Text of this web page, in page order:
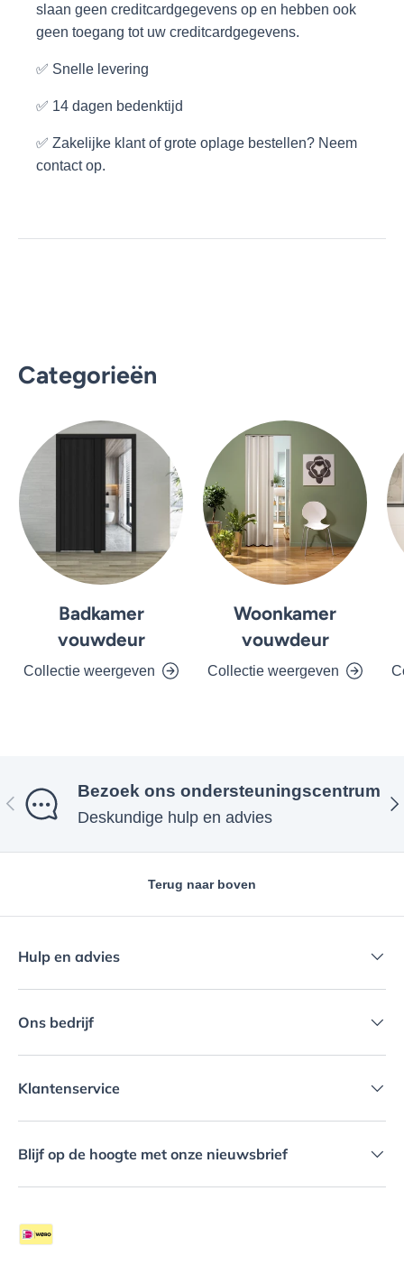
slaan geen creditcardgegevens op en hebben ook
geen toegang tot uw creditcardgegevens.
✅ Snelle levering
✅ 14 dagen bedenktijd
✅ Zakelijke klant of grote oplage bestellen? Neem
contact op.
Categorieën
Badkamer
vouwdeur
Collectie weergeven
Woonkamer
vouwdeur
Collectie weergeven
Vorige Bezoek ons ​​ondersteuningscentrum
Deskundige hulp en advies
Terug naar boven
Hulp en advies
Ons bedrijf
Klantenservice
Blijf op de hoogte met onze nieuwsbrief
Geaccepteerde betaalmethoden